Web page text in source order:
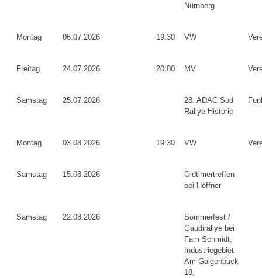
Nürnberg
Montag 06.07.2026 19:30 VW
Freitag 24.07.2026 20:00 MV
Samstag 25.07.2026
28. ADAC Süd
Rallye Historic
Montag 03.08.2026 19:30 VW
Samstag 15.08.2026
Oldtimertreffen
bei Höffner
Samstag 22.08.2026
Sommerfest /
Gaudirallye bei
Fam Schmidt,
Industriegebiet
Am Galgenbuck
18,